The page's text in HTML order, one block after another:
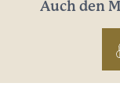
Auch den